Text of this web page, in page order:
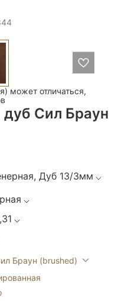
может отличаться,
Сил Браун
Дуб 13/3мм
Браун (brushed)